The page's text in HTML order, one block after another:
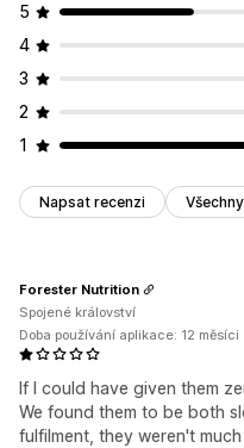
5
4
3
2
1
Napsat recenzi
If I could have given them
We found them to be both
fulfilment, they weren't
Forester Nutrition
Spojené království
Doba používání aplikace: 12 měsíci